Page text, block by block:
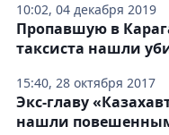
10:02, 04 декабря 2019
15:40, 28 октября 2017
Пропавшую в
таксиста нашли
Экс-главу
нашли